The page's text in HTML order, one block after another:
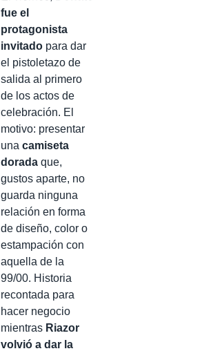
fue el
protagonista
invitado para dar
el pistoletazo de
salida al primero
de los actos de
celebración. El
motivo: presentar
una camiseta
dorada que,
gustos aparte, no
guarda ninguna
relación en forma
de diseño, color o
estampación con
aquella de la
99/00. Historia
recontada para
hacer negocio
mientras Riazor
volvió a dar la